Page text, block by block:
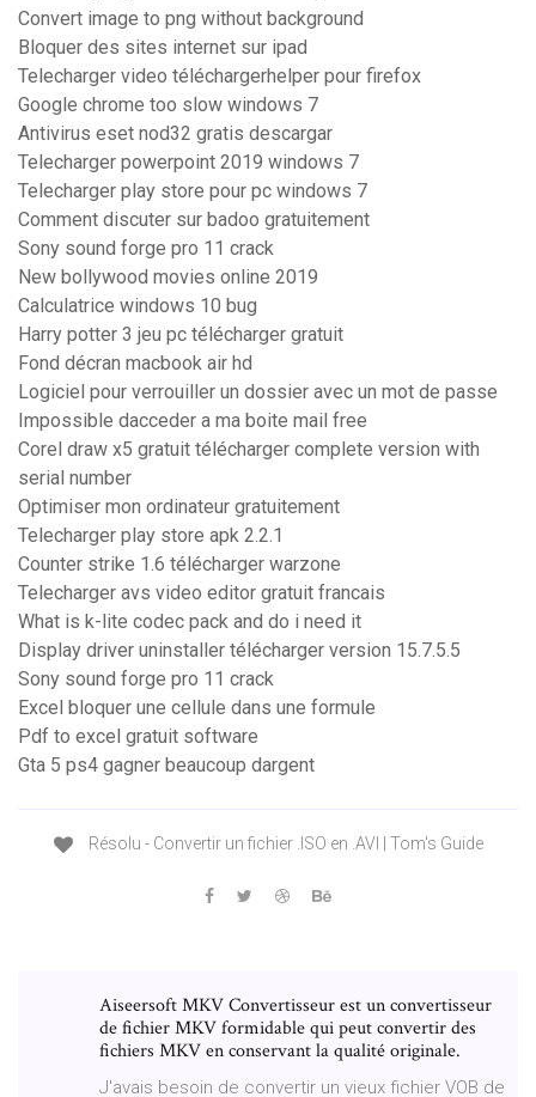
Convert image to png without background
Bloquer des sites internet sur ipad
Telecharger video téléchargerhelper pour firefox
Google chrome too slow windows 7
Antivirus eset nod32 gratis descargar
Telecharger powerpoint 2019 windows 7
Telecharger play store pour pc windows 7
Comment discuter sur badoo gratuitement
Sony sound forge pro 11 crack
New bollywood movies online 2019
Calculatrice windows 10 bug
Harry potter 3 jeu pc télécharger gratuit
Fond décran macbook air hd
Logiciel pour verrouiller un dossier avec un mot de passe
Impossible dacceder a ma boite mail free
Corel draw x5 gratuit télécharger complete version with
serial number
Optimiser mon ordinateur gratuitement
Telecharger play store apk 2.2.1
Counter strike 1.6 télécharger warzone
Telecharger avs video editor gratuit francais
What is k-lite codec pack and do i need it
Display driver uninstaller télécharger version 15.7.5.5
Sony sound forge pro 11 crack
Excel bloquer une cellule dans une formule
Pdf to excel gratuit software
Gta 5 ps4 gagner beaucoup dargent
Résolu - Convertir un fichier .ISO en .AVI | Tom's Guide
Aiseersoft MKV Convertisseur est un convertisseur
de fichier MKV formidable qui peut convertir des
fichiers MKV en conservant la qualité originale.
J'avais besoin de convertir un vieux fichier VOB de